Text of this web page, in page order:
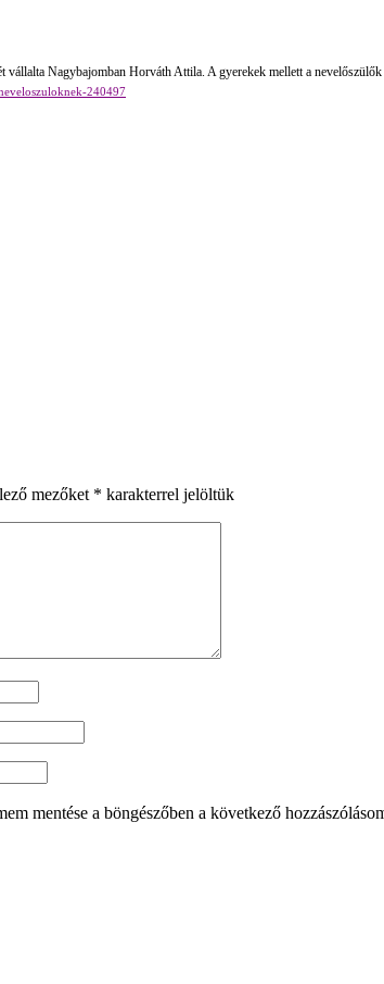
vállalta Nagybajomban Horváth Attila. A gyerekek mellett a
240497
mezőket * karakterrel jelöltük
mentése a böngészőben a következő